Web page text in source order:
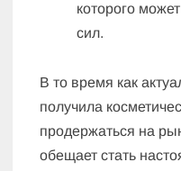
которого
сил.
В то время как
получила
продержаться на
обещает стать